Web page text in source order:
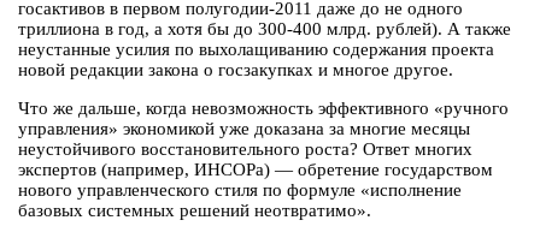
госактивов в первом полугодии-2011 даже до не одного
триллиона в год, а хотя бы до 300-400 млрд. рублей). А также
неустанные усилия по выхолащиванию содержания проекта
новой редакции закона о госзакупках и многое другое.
Что же дальше, когда невозможность эффективного «ручного
управления» экономикой уже доказана за многие месяцы
неустойчивого восстановительного роста? Ответ многих
экспертов (например, ИНСОРа) — обретение государством
нового управленческого стиля по формуле «исполнение
базовых системных решений неотвратимо».